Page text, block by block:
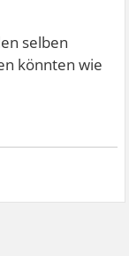
selben
könnten wie